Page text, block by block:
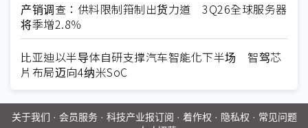
产销调查：供料限制箝制出货力道 3Q26全球服务器
将季增2.8％
比亚迪以半导体自研支撑汽车智能化下半场 智驾芯
片布局迈向4纳米SoC
关于我们 · 会员服务· 科技产业报订阅 · 着作权 · 隐私权 · 常见问题